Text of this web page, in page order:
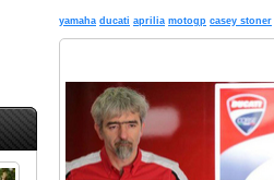
yamaha ducati aprilia motogp casey stoner